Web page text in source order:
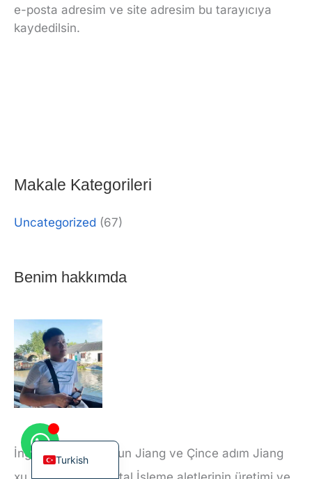
e-posta adresim ve site adresim bu tarayıcıya
kaydedilsin.
Makale Kategorileri
Uncategorized (67)
Benim hakkımda
İngilizce adım Bigsun Jiang ve Çince adım Jiang
Turkish
English
Italian
Russian
Chinese
Japanese
French